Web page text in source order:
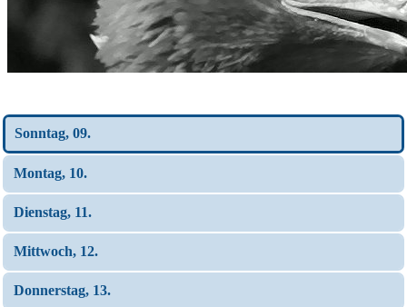
Sonntag, 09.
Montag, 10.
Dienstag, 11.
Mittwoch, 12.
Donnerstag, 13.